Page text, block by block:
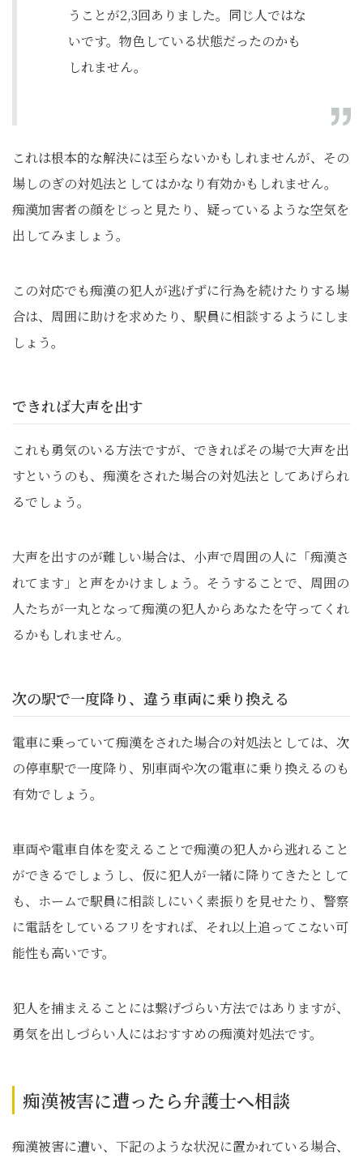
うことが2,3回ありました。同じ人ではな
いです。物色している状態だったのかも
しれません。
これは根本的な解決には至らないかもしれませんが、その
場しのぎの対処法としてはかなり有効かもしれません。
痴漢加害者の顔をじっと見たり、疑っているような空気を
出してみましょう。
この対応でも痴漢の犯人が逃げずに行為を続けたりする場
合は、周囲に助けを求めたり、駅員に相談するようにしま
しょう。
できれば大声を出す
これも勇気のいる方法ですが、できればその場で大声を出
すというのも、痴漢をされた場合の対処法としてあげられ
るでしょう。
大声を出すのが難しい場合は、小声で周囲の人に「痴漢さ
れてます」と声をかけましょう。そうすることで、周囲の
人たちが一丸となって痴漢の犯人からあなたを守ってくれ
るかもしれません。
次の駅で一度降り、違う車両に乗り換える
電車に乗っていて痴漢をされた場合の対処法としては、次
の停車駅で一度降り、別車両や次の電車に乗り換えるのも
有効でしょう。
車両や電車自体を変えることで痴漢の犯人から逃れること
ができるでしょうし、仮に犯人が一緒に降りてきたとして
も、ホームで駅員に相談しにいく素振りを見せたり、警察
に電話をしているフリをすれば、それ以上追ってこない可
能性も高いです。
犯人を捕まえることには繋げづらい方法ではありますが、
勇気を出しづらい人にはおすすめの痴漢対処法です。
痴漢被害に遭ったら弁護士へ相談
痴漢被害に遭い、下記のような状況に置かれている場合、